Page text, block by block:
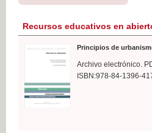
Recursos educativos en
Principios de
Archivo electrónico.
ISBN:978-84-1396-